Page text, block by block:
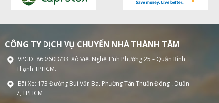
CÔNG TY DỊCH VỤ CHUYỂN NHÀ THÀNH TÂM
VPGD: 860/60D/38 Xô Viết Nghệ Tĩnh Phường 25 – Quận Bình
Thạnh TPHCM.
Bãi Xe: 173 Đường Bùi Văn Ba, Phường Tân Thuận Đông , Quận
7, TPHCM